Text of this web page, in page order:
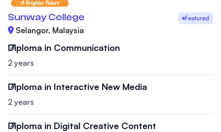
Sunway College Featured
Selangor, Malaysia
Diploma in Communication
2 years
Diploma in Interactive New Media
2 years
Diploma in Digital Creative Content